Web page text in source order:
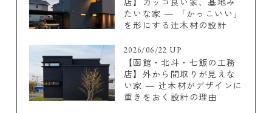
たいな家 ― 「かっこいい」
を形にする辻木材の設計
2026/06/22 UP
【函館・北斗・七飯の工務
店】外から間取りが見えな
い家 ― 辻木材がデザインに
重きをおく設計の理由